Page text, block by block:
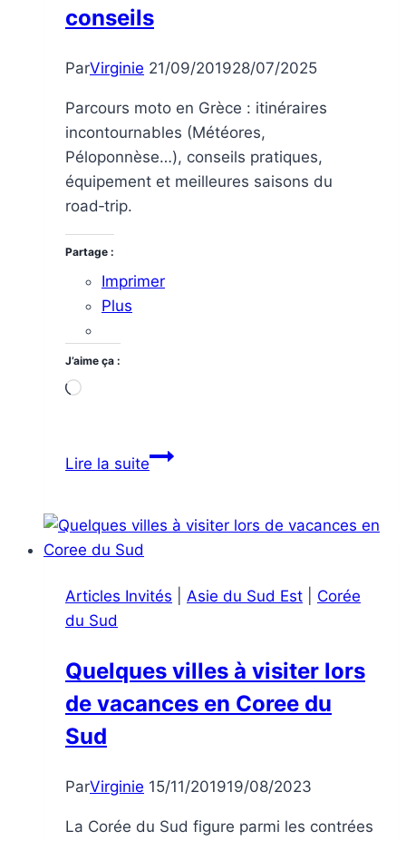
Ibiza
nature
conseils
ParVirginie 21/09/201928/07/2025
Parcours moto en Grèce : itinéraires
incontournables (Météores,
Péloponnèse…), conseils pratiques,
équipement et meilleures saisons du
road‑trip.
Partage :
Imprimer
Plus
J’aime ça :
Chargement…
Lire la suiteRoad-
en
notre
nos
conseils
Articles Invités Asie du Sud Est
Corée
du Sud
Quelques villes à visiter lors
de vacances en Coree du
Sud
ParVirginie 15/11/201919/08/2023
La Corée du Sud figure parmi les contrées